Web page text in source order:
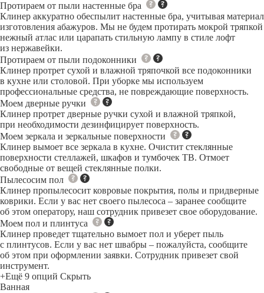
Протираем от пыли настенные бра
Клинер аккуратно обеспылит настенные бра, учитывая материал
изготовления абажуров. Мы не будем протирать мокрой тряпкой
нежный атлас или царапать стильную лампу в стиле лофт
из нержавейки.
Протираем от пыли подоконники
Клинер протрет сухой и влажной тряпочкой все подоконники
в кухне или столовой. При уборке мы используем
профессиональные средства, не повреждающие поверхность.
Моем дверные ручки
Клинер протрет дверные ручки сухой и влажной тряпкой,
при необходимости дезинфицирует поверхность.
Моем зеркала и зеркальные поверхности
Клинер вымоет все зеркала в кухне. Очистит стеклянные
поверхности стеллажей, шкафов и тумбочек ТВ. Отмоет
свободные от вещей стеклянные полки.
Пылесосим пол
Клинер пропылесосит ковровые покрытия, полы и придверные
коврики. Если у вас нет своего пылесоса – заранее сообщите
об этом оператору, наш сотрудник привезет свое оборудование.
Моем пол и плинтуса
Клинер проведет тщательно вымоет пол и уберет пыль
с плинтусов. Если у вас нет швабры – пожалуйста, сообщите
об этом при оформлении заявки. Сотрудник привезет свой
инструмент.
+Ещё 9 опций Скрыть
Ванная